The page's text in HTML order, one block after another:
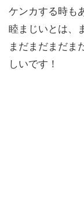
ケンカする時も
睦まじいとは、
まだまだまだま
しいです！